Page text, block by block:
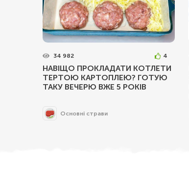
34 982 4
НАВІЩО ПРОКЛАДАТИ КОТЛЕТИ
ТЕРТОЮ КАРТОПЛЕЮ? ГОТУЮ
ТАКУ ВЕЧЕРЮ ВЖЕ 5 РОКІВ
Основні страви